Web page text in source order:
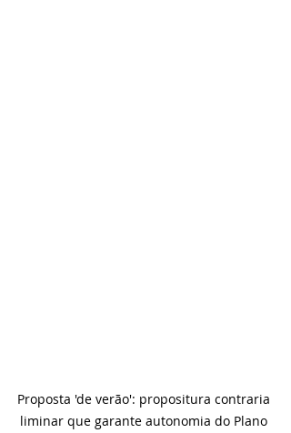
Proposta 'de verão': propositura contraria
liminar que garante autonomia do Plano